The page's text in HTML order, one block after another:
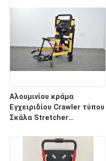
Αλουμινίου κράμα
Εγχειριδίου Crawler τύπου
Σκάλα Stretcher
για το νοσοκομείο
μεταφορά ασθενών